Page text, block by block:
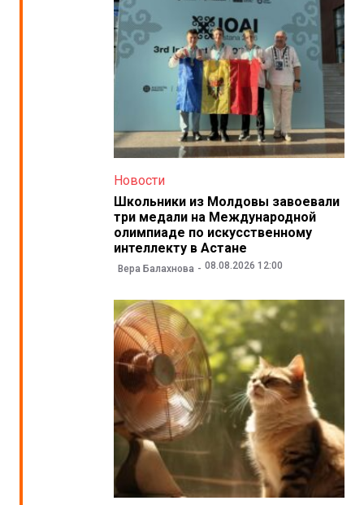
Новости
Школьники из Молдовы завоевали
три медали на Международной
олимпиаде по искусственному
интеллекту в Астане
Вера Балахнова 08.08.2026 12:00